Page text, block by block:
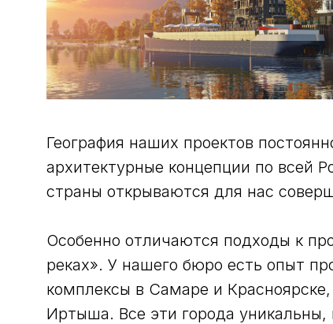
География наших проектов
архитектурные концепции по всей
страны открываются для нас
Особенно отличаются подходы к
реках». У нашего бюро есть опыт
комплексы в Самаре и
Иртыша. Все эти города уникальны,